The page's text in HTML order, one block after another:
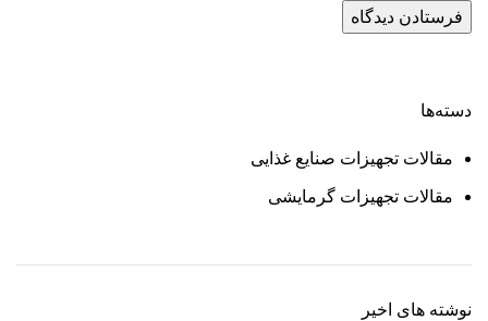
دسته‌ها
مقالات تجهیزات صنایع غذایی
مقالات تجهیزات گرمایشی
نوشته های اخیر